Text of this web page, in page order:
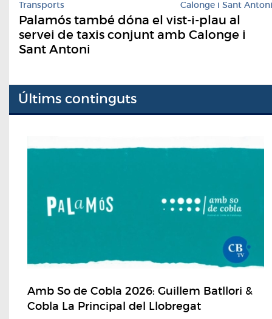
Transports Calonge i Sant Antoni
Palamós també dóna el vist-i-plau al
servei de taxis conjunt amb Calonge i
Sant Antoni
Últims continguts
Amb So de Cobla 2026: Guillem Batllori &
Cobla La Principal del Llobregat